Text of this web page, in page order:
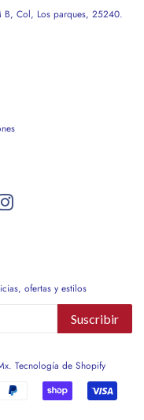
B, Col, Los parques, 25240.
Instagram
ofertas y estilos
Suscribir
. Tecnología de Shopify